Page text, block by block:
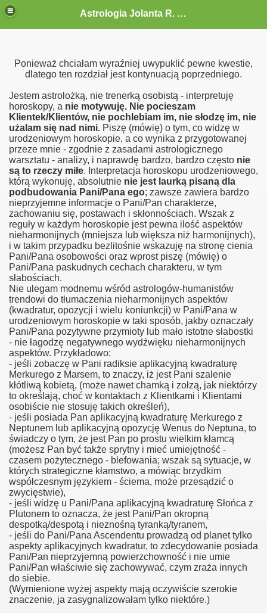
Astrologia Jolanta R. G.-Gołębiewska
Ponieważ chciałam wyraźniej uwypuklić pewne kwestie,
dlatego ten rozdział jest kontynuacją poprzedniego.
Jestem astrolożką, nie trenerką osobistą - interpretuję
horoskopy, a nie motywuję. Nie pocieszam
Klientek/Klientów, nie pochlebiam im, nie słodzę im, nie
użalam się nad nimi. Piszę (mówię) o tym, co widzę w
urodzeniowym horoskopie, a co wynika z przygotowanej
przeze mnie - zgodnie z zasadami astrologicznego
warsztatu - analizy, i naprawdę bardzo, bardzo często nie
są to rzeczy miłe. Interpretacja horoskopu urodzeniowego,
którą wykonuję, absolutnie nie jest laurką pisaną dla
podbudowania Pani/Pana ego; zawsze zawiera bardzo
nieprzyjemne informacje o Pani/Pan charakterze,
zachowaniu się, postawach i skłonnościach. Wszak z
reguły w każdym horoskopie jest pewna ilość aspektów
nieharmonijnych (mniejsza lub większa niż harmonijnych),
i w takim przypadku bezlitośnie wskazuję na stronę cienia
Pani/Pana osobowości oraz wprost piszę (mówię) o
Pani/Pana paskudnych cechach charakteru, w tym
słabościach.
Nie ulegam modnemu wśród astrologów-humanistów
trendowi do tłumaczenia nieharmonijnych aspektów
(kwadratur, opozycji i wielu koniunkcji) w Pani/Pana w
urodzeniowym horoskopie w taki sposób, jakby oznaczały
Pani/Pana pozytywne przymioty lub mało istotne słabostki
- nie łagodzę negatywnego wydźwięku nieharmonijnych
aspektów. Przykładowo:
- jeśli zobaczę w Pani radiksie aplikacyjną kwadraturę
Merkurego z Marsem, to znaczy, iż jest Pani szalenie
kłótliwą kobietą, (może nawet chamką i zołzą, jak niektórzy
to określają, choć w kontaktach z Klientkami i Klientami
osobiście nie stosuję takich określeń),
- jeśli posiada Pan aplikacyjną kwadraturę Merkurego z
Neptunem lub aplikacyjną opozycję Wenus do Neptuna, to
świadczy o tym, że jest Pan po prostu wielkim kłamcą
(możesz Pan być także sprytny i mieć umiejętność -
czasem pożytecznego - blefowania; wszak są sytuacje, w
których strategiczne kłamstwo, a mówiąc brzydkim
współczesnym językiem - ściema, może przesądzić o
zwycięstwie),
- jeśli widzę u Pani/Pana aplikacyjną kwadraturę Słońca z
Plutonem to oznacza, że jest Pani/Pan okropną
despotką/despotą i nieznośną tyranką/tyranem,
- jeśli do Pani/Pana Ascendentu prowadzą od planet tylko
aspekty aplikacyjnych kwadratur, to zdecydowanie posiada
Pani/Pan nieprzyjemną powierzchowność i nie umie
Pani/Pan właściwie się zachowywać, czym zraża innych
do siebie.
(Wymienione wyżej aspekty mają oczywiście szerokie
znaczenie, ja zasygnalizowałam tylko niektóre.)